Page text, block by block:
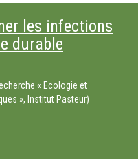
les infections
durable
« Ecologie et
», Institut Pasteur)